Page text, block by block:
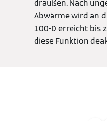
draußen. Nach
Abwärme wird an
100-D erreicht bis
diese Funktion